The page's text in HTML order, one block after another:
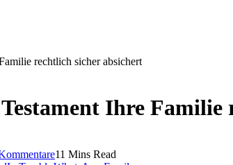
rechtlich sicher absichert
Ihre Familie
11 Mins Read